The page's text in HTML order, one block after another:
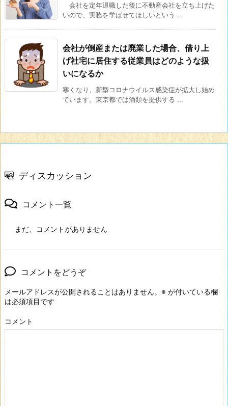
会社を定年退職した後に不動産会社を立ち上げた
いので、実務を学ばせてほしいという ...
会社が倒産または廃業した場合、借り上
げ社宅に居住する従業員はどのような扱
いになるか
寒くなり、新型コロナウイルス感染症が拡大し始め
ています。東京都では酒類を提供する ...
ディスカッション
コメント一覧
まだ、コメントがありません
コメントをどうぞ
メールアドレスが公開されることはありません。 ※ が付いている欄
は必須項目です
コメント